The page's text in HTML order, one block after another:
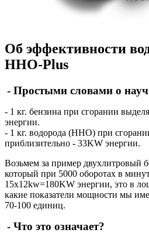
Об эффективности
HHO-Plus
- Простыми словами о
- 1 кг. бензина при сгорании
энергии.
- 1 кг. водорода (ННО) при
приблизительно - 33KW энергии.
Возьмем за пример двухлитровый
который при 5000 оборотах в
15x12kw=180KW энергии, это в
какие показатели мощности мы
70-100 единиц.
- Что это означает?